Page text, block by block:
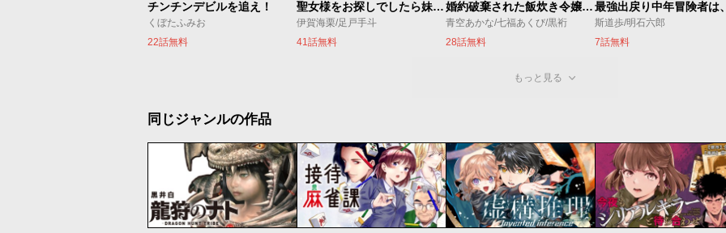
チンチンデビルを追え！
くぼたふみお
22話無料
聖女様をお探しでしたら妹で間違いありません。さあどうぞお連れください、今すぐ。
伊賀海栗/足戸手斗
41話無料
婚約破棄された飯炊き令嬢の私は冷酷公爵と専属契約しました～ですが胃袋を掴んだ結果、冷たかった公爵様がどんどん優しくなっています～
青空あかな/七福あくび/黒裄
28話無料
斯道歩/明石六郎
7話無料
もっと見る
同じジャンルの作品